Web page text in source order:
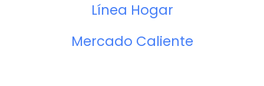
Línea Hogar
Mercado Caliente